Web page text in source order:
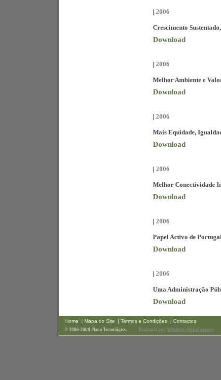
| 2006
Crescimento
Download
| 2006
Melhor Ambiente e
Download
| 2006
Mais Equidade,
Download
| 2006
Melhor Conectividade
Download
| 2006
Papel Activo de
Download
| 2006
Uma Administração
Download
Home | Mapa do Site | Termos e Condições | Contactos
© 2006-2008 Plano Tecnológico. Realizado por: Webdote- digital agency